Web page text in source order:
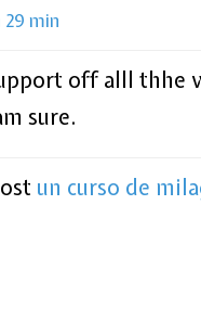
29 min
off alll thhe
sure.
un curso de